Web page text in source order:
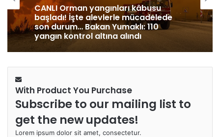
CANLI Orman yangınları kâbusu
başladı! İşte alevlerle mücadelede
son durum… Bakan Yumaklı: 110
yangın kontrol altına alındı
With Product You Purchase
Subscribe to our mailing list to
get the new updates!
Lorem ipsum dolor sit amet, consectetur.